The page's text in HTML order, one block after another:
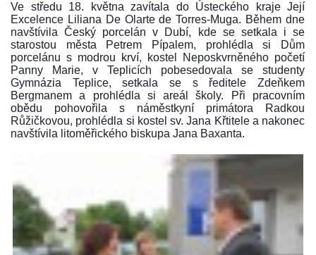
Ve středu 18. května zavítala do Ústeckého kraje Její
Excelence Liliana De Olarte de Torres-Muga. Během dne
navštívila Český porcelán v Dubí, kde se setkala i se
starostou města Petrem Pípalem, prohlédla si Dům
porcelánu s modrou krví, kostel Neposkvrněného početí
Panny Marie, v Teplicích pobesedovala se studenty
Gymnázia Teplice, setkala se s ředitele Zdeňkem
Bergmanem a prohlédla si areál školy. Při pracovním
obědu pohovořila s náměstkyní primátora Radkou
Růžičkovou, prohlédla si kostel sv. Jana Křtitele a nakonec
navštívila litoměřického biskupa Jana Baxanta.